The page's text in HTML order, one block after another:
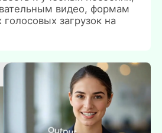
видео, формам
голосовых загрузок на